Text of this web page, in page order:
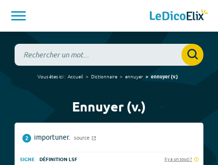
Vous êtes ici : Accueil Dictionnaire ennuyer ennuyer(v.)
Ennuyer (v.)
2 importuner. source
SIGNE DÉFINITION LSF Il y a un souci ?